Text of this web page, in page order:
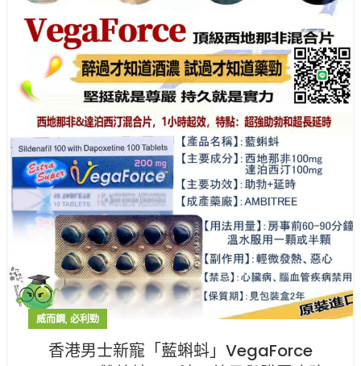
威而鋼, 必利勁
香港男士新寵「藍蝌蚪」VegaForce